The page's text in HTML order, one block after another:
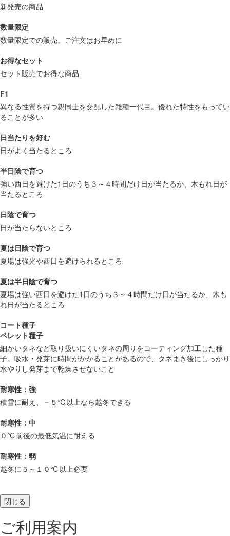
新発売の商品
数量限定
数量限定での販売。ご注文はお早めに
お得なセット
セット販売でお得な商品
F1
異なる性質を持つ親同士を交配した雑種一代目。優れた特性をもってい
ることが多い
日当たりを好む
日がよく当たるところ
半日陰で育つ
強い西日を避けた1日のうち３～４時間だけ日が当たるか、木もれ日が
当たるところ
日陰で育つ
日が当たらないところ
夏は日陰で育つ
夏場は強光や西日を避けられるところ
夏は半日陰で育つ
夏場は強い西日を避けた1日のうち３～４時間だけ日が当たるか、木も
れ日が当たるところ
コート種子
ペレット種子
細かいタネなど取り扱いにくいタネの周りをコーティング加工した種
子。吸水・発芽に時間がかかることがあるので、タネまき後にしっかり
水やりし発芽まで乾燥させないこと
耐寒性：強
積雪に耐え、－５℃以上なら越冬できる
耐寒性：中
０℃前後の最低気温に耐える
耐寒性：弱
越冬に５～１０℃以上必要
閉じる
ご利用案内